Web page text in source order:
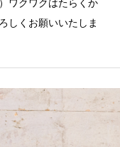
ワクワクはたらくか
しくお願いいたしま